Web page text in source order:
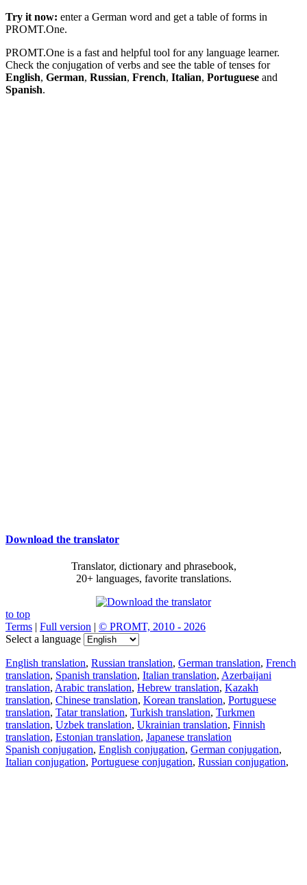
Try it now: enter a German word and get a table of forms in
PROMT.One.
PROMT.One is a fast and helpful tool for any language learner.
Check the conjugation of verbs and see the table of tenses for
English, German, Russian, French, Italian, Portuguese and
Spanish.
Download the translator
Translator, dictionary and phrasebook,
20+ languages, favorite translations.
to top
Terms | Full version | © PROMT, 2010 - 2026
Select a language
English translation, Russian translation, German translation, French
translation, Spanish translation, Italian translation, Azerbaijani
translation, Arabic translation, Hebrew translation, Kazakh
translation, Chinese translation, Korean translation, Portuguese
translation, Tatar translation, Turkish translation, Turkmen
translation, Uzbek translation, Ukrainian translation, Finnish
translation, Estonian translation, Japanese translation
Spanish conjugation, English conjugation, German conjugation,
Italian conjugation, Portuguese conjugation, Russian conjugation,